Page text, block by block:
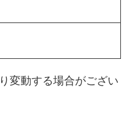
変動する場合がござい